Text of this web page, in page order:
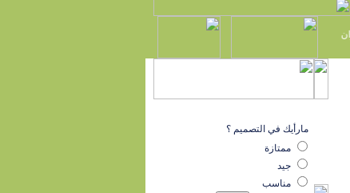
▪
مارأيك في التصميم ؟
ممتازة
جيد
مناسب